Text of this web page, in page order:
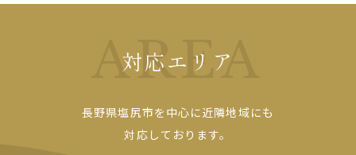
AREA
対応エリア
長野県塩尻市を中心に近隣地域にも
対応しております。